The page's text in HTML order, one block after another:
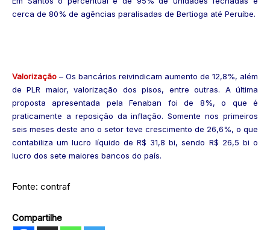
cerca de 80% de agências paralisadas de Bertioga até Peruíbe.
Valorização – Os bancários reivindicam aumento de 12,8%, além
de PLR maior, valorização dos pisos, entre outras. A última
proposta apresentada pela Fenaban foi de 8%, o que é
praticamente a reposição da inflação. Somente nos primeiros
seis meses deste ano o setor teve crescimento de 26,6%, o que
contabiliza um lucro líquido de R$ 31,8 bi, sendo R$ 26,5 bi o
lucro dos sete maiores bancos do país.
Fonte: contraf
Compartilhe